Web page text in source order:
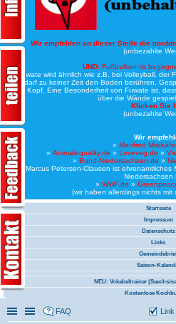
Wir empfehlen an dieser Stelle die
(unbezahlte
UND: Fußballtennis
Bei Fuwate wird ähnlich wie z.B. bei Volleyball, der
Ball darf zu keiner Zeit den Boden berühren.
oder Kopf. Eine Besonderheit von Fuwate ist,
über die Wände
Klicken Sie
(unbezahlte
Wir
» Manfred
» Animalequality.de » Loveveg.de »
» Bund-Niedersachsen.de »
(Marcus Petersen-Clausen ist ehrenamtliches
Niedersachsen
» WWF.de »
(wir haben allerdings nichts
Startseite
Impressum
Datenschutz
Links
Saison-
NEU: Vokabeltrainer
Kostenlose
Schnellzugriff
Linkliste
FAQ